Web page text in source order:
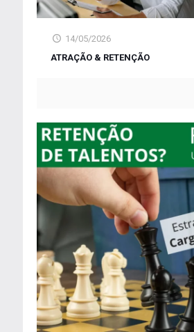
14/05/2026
ATRAÇÃO & RETENÇÃO